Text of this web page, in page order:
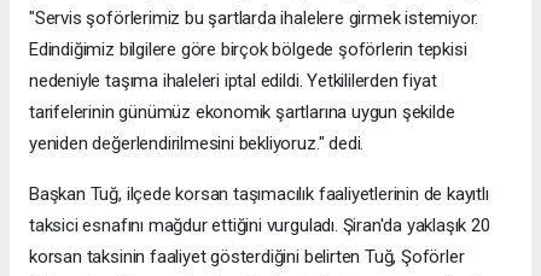
"Servis şoförlerimiz bu şartlarda ihalelere girmek istemiyor.
Edindiğimiz bilgilere göre birçok bölgede şoförlerin tepkisi
nedeniyle taşıma ihaleleri iptal edildi. Yetkililerden fiyat
tarifelerinin günümüz ekonomik şartlarına uygun şekilde
yeniden değerlendirilmesini bekliyoruz." dedi.
Başkan Tuğ, ilçede korsan taşımacılık faaliyetlerinin de kayıtlı
taksici esnafını mağdur ettiğini vurguladı. Şiran'da yaklaşık 20
korsan taksinin faaliyet gösterdiğini belirten Tuğ, Şoförler